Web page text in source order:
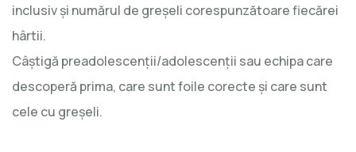
inclusiv și numărul de greșeli corespunzătoare fiecărei
hârtii.
Câștigă preadolescenții/adolescenții sau echipa care
descoperă prima, care sunt foile corecte și care sunt
cele cu greșeli.